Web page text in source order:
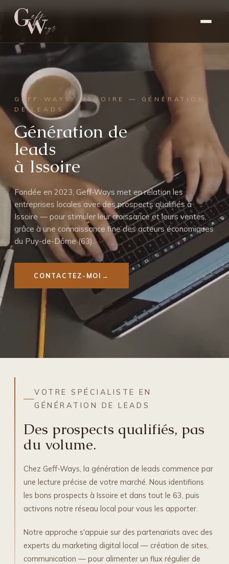
GEFF-WAYS · ISSOIRE — GÉNÉRATION
DE LEADS
Génération de
leads
à Issoire
Fondée en 2023, Geff-Ways met en relation les
entreprises locales avec des prospects qualifiés à
Issoire — pour stimuler leur croissance et leurs ventes,
grâce à une connaissance fine des acteurs économiques
du Puy-de-Dôme (63).
CONTACTEZ-MOI
VOTRE SPÉCIALISTE EN
GÉNÉRATION DE LEADS
Des prospects qualifiés, pas
du volume.
Chez Geff-Ways, la génération de leads commence par
une lecture précise de votre marché. Nous identifions
les bons prospects à Issoire et dans tout le 63, puis
activons notre réseau local pour vous les apporter.
Notre approche s'appuie sur des partenariats avec des
experts du marketing digital local — création de sites,
communication — pour alimenter un flux régulier de